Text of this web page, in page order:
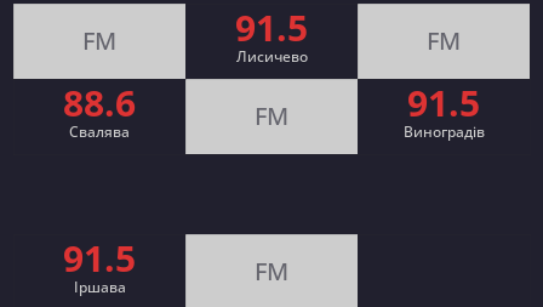
FM 91.5
Лисичево FM
88.6
Свалява FM 91.5
Виноградів
91.5
Іршава FM